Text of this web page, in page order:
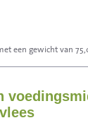
een gewicht van